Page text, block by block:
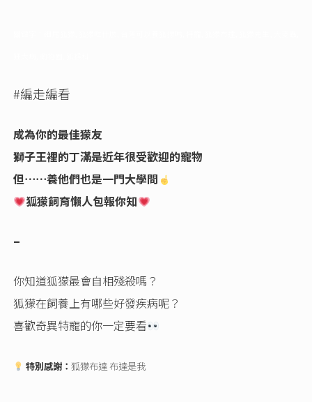
#編走編看
成為你的最佳獴友
獅子王裡的丁滿是近年很受歡迎的寵物
但⋯⋯養他們也是一門大學問
狐獴飼育懶人包報你知
–
你知道狐獴最會自相殘殺嗎？
狐獴在飼養上有哪些好發疾病呢？
喜歡奇異特寵的你一定要看
特別感謝：狐獴布達 布達是我